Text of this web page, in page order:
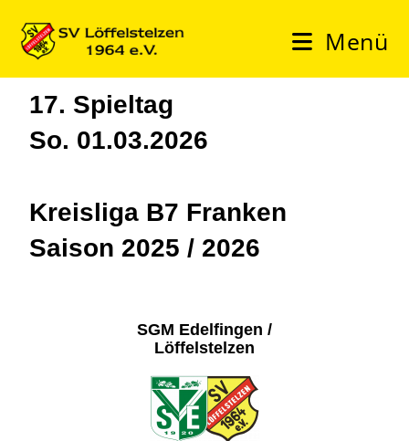
Menü
17. Spieltag
So. 01.03.2026
Kreisliga B7 Franken
Saison 2025 / 2026
SGM Edelfingen /
Löffelstelzen